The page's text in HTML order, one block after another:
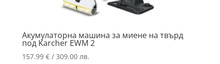
Акумулаторна машина за миене на твърд
под Karcher EWM 2
157.99 €/ 309.00 лв.